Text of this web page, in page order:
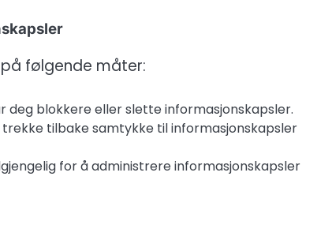
følgende måter:
blokkere eller slette informasjonskapsler.
tilbake samtykke til informasjonskapsler
for å administrere informasjonskapsler